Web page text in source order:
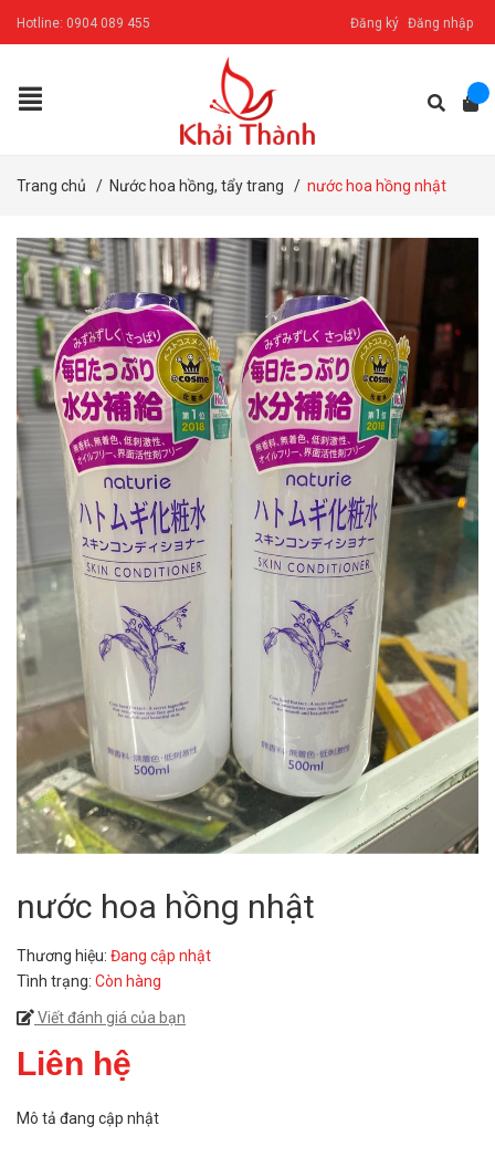
Hotline: 0904 089 455 Đăng ký Đăng nhập
Trang chủ / Nước hoa hồng, tẩy trang / nước hoa hồng nhật
nước hoa hồng nhật
Thương hiệu: Đang cập nhật
Tình trạng: Còn hàng
Viết đánh giá của bạn
Liên hệ
Mô tả đang cập nhật